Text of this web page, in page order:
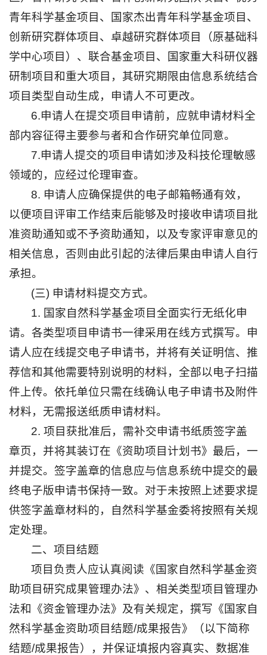
青年科学基金项目、国家杰出青年科学基金项目、
创新研究群体项目、卓越研究群体项目（原基础科
学中心项目）、联合基金项目、国家重大科研仪器
研制项目和重大项目，其研究期限由信息系统结合
项目类型自动生成，申请人不可更改。
6.申请人在提交项目申请前，应就申请材料全
部内容征得主要参与者和合作研究单位同意。
7.申请人提交的项目申请如涉及科技伦理敏感
领域的，应经过伦理审查。
8. 申请人应确保提供的电子邮箱畅通有效，
以便项目评审工作结束后能够及时接收申请项目批
准资助通知或不予资助通知，以及专家评审意见的
相关信息，否则由此引起的法律后果由申请人自行
承担。
(三) 申请材料提交方式。
1. 国家自然科学基金项目全面实行无纸化申
请。各类型项目申请书一律采用在线方式撰写。申
请人应在线提交电子申请书，并将有关证明信、推
荐信和其他需要特别说明的材料，全部以电子扫描
件上传。依托单位只需在线确认电子申请书及附件
材料，无需报送纸质申请材料。
2. 项目获批准后，需补交申请书纸质签字盖
章页，并将其装订在《资助项目计划书》最后，一
并提交。签字盖章的信息应与信息系统中提交的最
终电子版申请书保持一致。对于未按照上述要求提
供签字盖章材料的，自然科学基金委将按照有关规
定处理。
二、项目结题
项目负责人应认真阅读《国家自然科学基金资
助项目研究成果管理办法》、相关类型项目管理办
法和《资金管理办法》及有关规定，撰写《国家自
然科学基金资助项目结题/成果报告》（以下简称
结题/成果报告），并保证填报内容真实、数据准